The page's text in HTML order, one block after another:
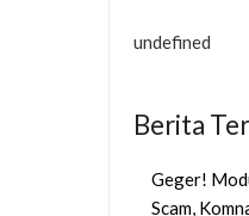
undefined
Berita
Geger!
Scam,